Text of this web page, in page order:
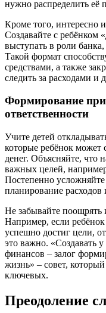
нужно распределить её
Кроме того, интересно
Создавайте с ребёнком
выступать в роли
Такой формат
средствами, а также
следить за расходами и
Формирование
ответственности
Учите детей
которые ребёнок может
денег. Объясняйте, что
важных целей,
Постепенно усложняйте
планирование
Не забывайте поощрять
Например, если
успешно достиг цели,
это важно. «Создавать
финансов – залог
жизнь» – совет,
ключевых.
Преодоление